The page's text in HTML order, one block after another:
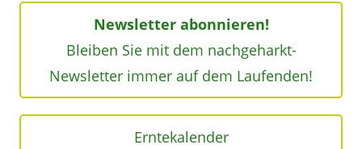
Newsletter abonnieren!
Bleiben Sie mit dem nachgeharkt-
Newsletter immer auf dem Laufenden!
Erntekalender